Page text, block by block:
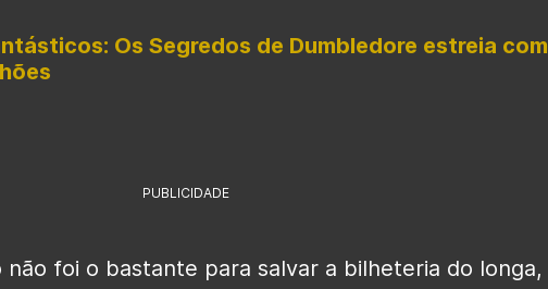
Os Segredos de Dumbledore estreia com
PUBLICIDADE
não foi o bastante para salvar a bilheteria do longa,